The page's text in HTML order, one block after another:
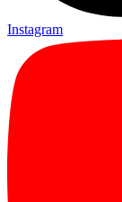
Instagram